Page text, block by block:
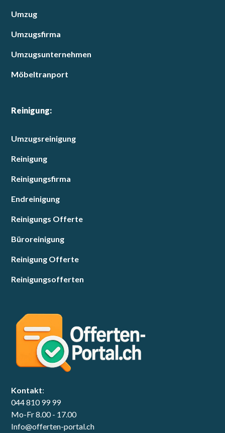
Umzug
Umzugsfirma
Umzugsunternehmen
Möbeltranport
Reinigung:
Umzugsreinigung
Reinigung
Reinigungsfirma
Endreinigung
Reinigungs Offerte
Büroreinigung
Reinigung Offerte
Reinigungsofferten
Kontakt:
044 810 99 99
Mo-Fr 8.00 - 17.00
Info@offerten-portal.ch